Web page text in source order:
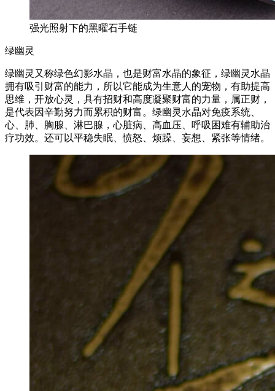
强光照射下的黑曜石手链
绿幽灵
绿幽灵又称绿色幻影水晶，也是财富水晶的象征，绿幽灵水晶
拥有吸引财富的能力，所以它能成为生意人的宠物，有助提高
思维，开放心灵，具有招财和高度凝聚财富的力量，属正财，
是代表因辛勤努力而累积的财富。绿幽灵水晶对免疫系统、
心、肺、胸腺、淋巴腺，心脏病、高血压、呼吸困难有辅助治
疗功效。还可以平稳失眠、愤怒、烦躁、妄想、紧张等情绪。